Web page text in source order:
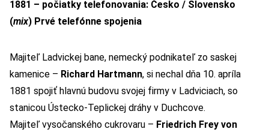
1881 – počiatky telefonovania: Česko / Slovensko
(mix) Prvé telefónne spojenia
Majiteľ Ladvickej bane, nemecký podnikateľ zo saskej
kamenice – Richard Hartmann, si nechal dňa 10. apríla
1881 spojiť hlavnú budovu svojej firmy v Ladviciach, so
stanicou Ústecko-Teplickej dráhy v Duchcove.
Majiteľ vysočanského cukrovaru – Friedrich Frey von